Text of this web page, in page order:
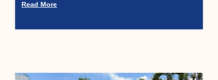
Read More